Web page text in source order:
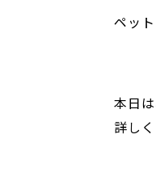
ペッ
本日
詳し